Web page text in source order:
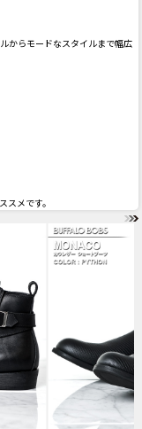
からモードなスタイルまで幅広
メです。